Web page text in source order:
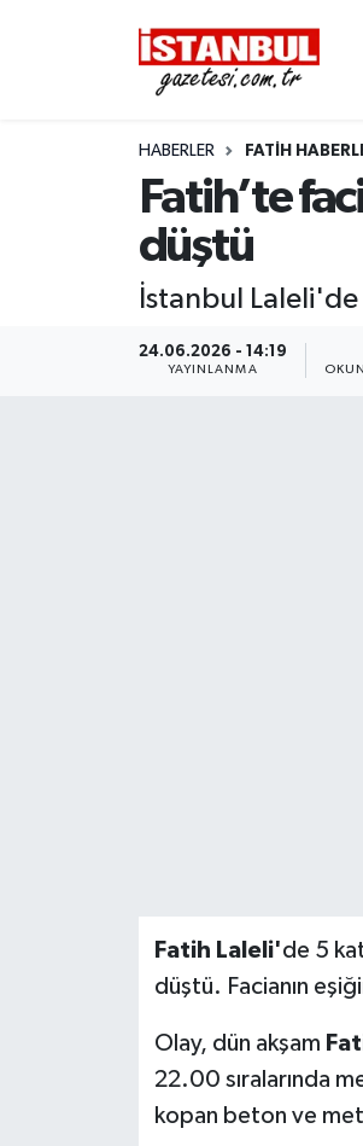
HABERLER FATIH
Fatih’te
düştü
İstanbul
24.06.2026 - 14:19
YAYINLANMA
Fatih Laleli'de 5
düştü. Facianın
Olay, dün akşam
22.00 sıralarında
kopan beton ve
EKONOMİ
İSTANBUL
Nöbetçi Eczaneler
Hava Durumu
Trafik Durumu